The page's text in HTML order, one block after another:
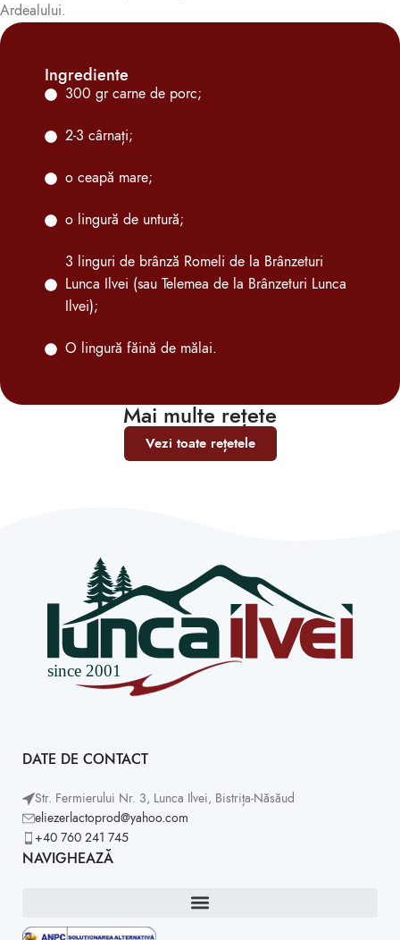
Ardealului.
Ingrediente
300 gr carne de porc;
2-3 cârnați;
o ceapă mare;
o lingură de untură;
3 linguri de brânză Romeli de la Brânzeturi
Lunca Ilvei (sau Telemea de la Brânzeturi Lunca
Ilvei);
O lingură făină de mălai.
Mai multe rețete
Vezi toate rețetele
DATE DE CONTACT
Str. Fermierului Nr. 3, Lunca Ilvei, Bistrița-Năsăud
eliezerlactoprod@yahoo.com
+40 760 241 745
NAVIGHEAZĂ